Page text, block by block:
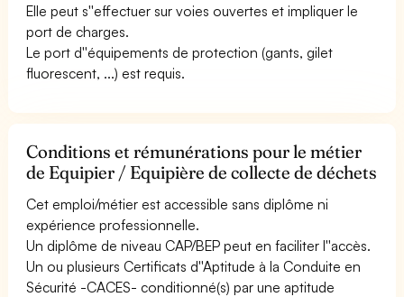
Elle peut s''effectuer sur voies ouvertes et impliquer le
port de charges.
Le port d''équipements de protection (gants, gilet
fluorescent, ...) est requis.
Conditions et rémunérations pour le métier
de Equipier / Equipière de collecte de déchets
Cet emploi/métier est accessible sans diplôme ni
expérience professionnelle.
Un diplôme de niveau CAP/BEP peut en faciliter l''accès.
Un ou plusieurs Certificats d''Aptitude à la Conduite en
Sécurité -CACES- conditionné(s) par une aptitude